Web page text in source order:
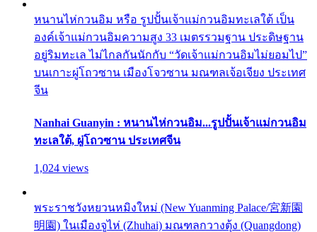
หนานไห่กวนอิม หรือ รูปปั้นเจ้าแม่กวนอิมทะเลใต้ เป็น
องค์เจ้าแม่กวนอิมความสูง 33 เมตรรวมฐาน ประดิษฐาน
อยู่ริมทะเล ไม่ไกลกันนักกับ “วัดเจ้าแม่กวนอิมไม่ยอมไป”
บนเกาะผู่โถวซาน เมืองโจวซาน มณฑลเจ้อเจียง ประเทศ
จีน
Nanhai Guanyin : หนานไห่กวนอิม...รูปปั้นเจ้าแม่กวนอิม
ทะเลใต้, ผู่โถวซาน ประเทศจีน
1,024 views
พระราชวังหยวนหมิงใหม่ (New Yuanming Palace/宮新園
明園) ในเมืองจูไห่ (Zhuhai) มณฑลกวางตุ้ง (Quangdong)